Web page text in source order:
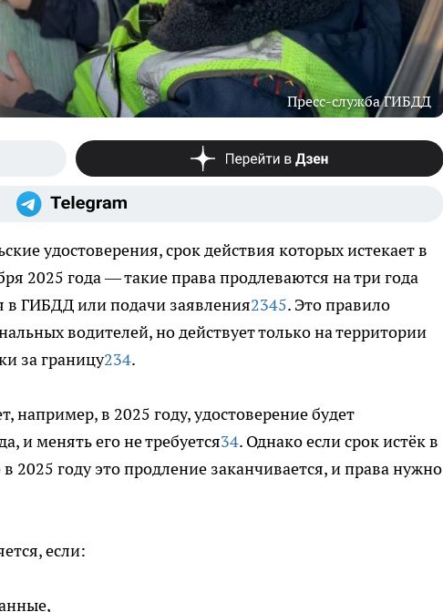
Пресс-служба ГИБДД
удостоверения, срок действия которых истекает в
2025 года — такие права продлеваются на три года
в ГИБДД или подачи заявления2345. Это правило
водителей, но действует только на территории
за границу234.
например, в 2025 году, удостоверение будет
и менять его не требуется34. Однако если срок истёк в
2025 году это продление заканчивается, и права нужно
если: